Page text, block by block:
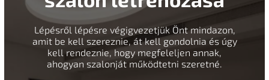
Lépésről lépésre végigvezetjük Önt mindazon,
amit be kell szereznie, át kell gondolnia és úgy
kell rendeznie, hogy megfeleljen annak,
ahogyan szalonját működtetni szeretné.